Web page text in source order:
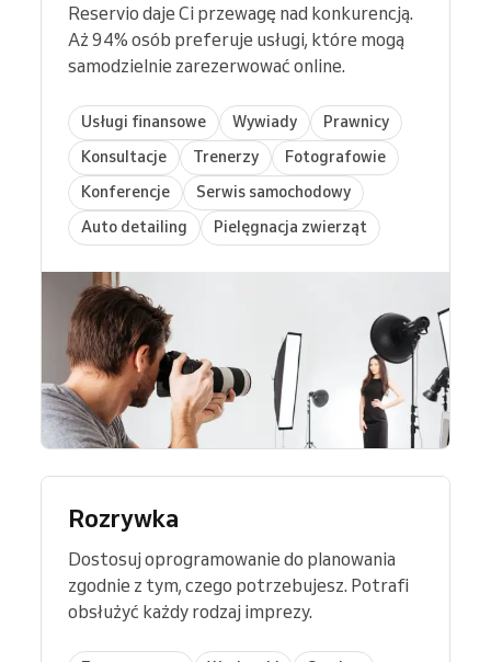
Reservio daje Ci przewagę nad konkurencją.
Aż 94% osób preferuje usługi, które mogą
samodzielnie zarezerwować online.
Usługi finansowe Wywiady
Prawnicy
Konsultacje
Trenerzy
Fotografowie
Konferencje
Serwis samochodowy
Auto detailing
Pielęgnacja zwierząt
Rozrywka
Dostosuj oprogramowanie do planowania
zgodnie z tym, czego potrzebujesz. Potrafi
obsłużyć każdy rodzaj imprezy.